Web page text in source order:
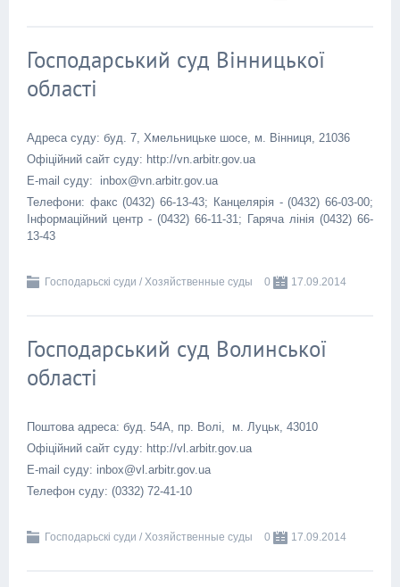
Господарський суд Вінницької
області
Адреса суду: буд. 7, Хмельницьке шосе, м. Вінниця, 21036
Офіційний сайт суду: http://vn.arbitr.gov.ua
E-mail суду: inbox@vn.arbitr.gov.ua
Телефони: факс (0432) 66-13-43; Канцелярія - (0432) 66-03-00;
Інформаційний центр - (0432) 66-11-31; Гаряча лінія (0432) 66-
13-43
Господарьскі суди / Хозяйственные суды 0 17.09.2014
Господарський суд Волинської
області
Поштова адреса: буд. 54А, пр. Волі, м. Луцьк, 43010
Офіційний сайт суду: http://vl.arbitr.gov.ua
E-mail суду: inbox@vl.arbitr.gov.ua
Телефон суду: (0332) 72-41-10
Господарьскі суди / Хозяйственные суды 0 17.09.2014